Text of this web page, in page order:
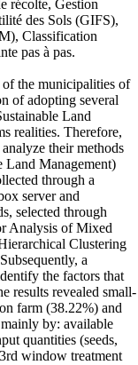
récolte, Gestion
des Sols (GIFS),
Classification
pas à pas.
the municipalities of
of adopting several
Land
realities. Therefore,
their methods
Land Management)
through a
server and
selected through
Analysis of Mixed
Clustering
a
the factors that
results revealed small-
farm (38.22%) and
by: available
quantities (seeds,
window treatment